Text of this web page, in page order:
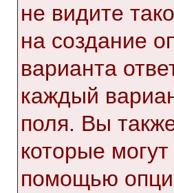
не видите
на создание
варианта
каждый
поля. Вы
которые
помощью